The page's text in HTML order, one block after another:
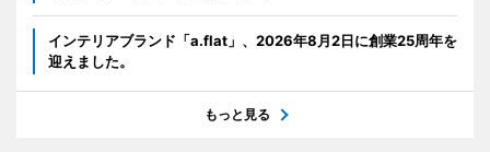
インテリアブランド「a.flat」、2026年8月2日に創業25周年を
迎えました。
もっと見る